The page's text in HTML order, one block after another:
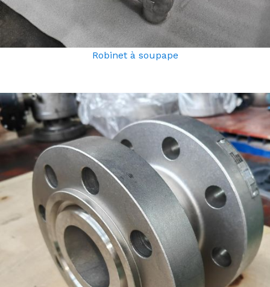
Robinet à soupape